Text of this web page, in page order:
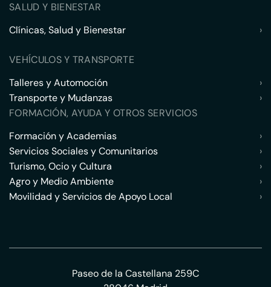
SALUD Y BIENESTAR
Clínicas, Salud y Bienestar
›
VEHÍCULOS Y TRANSPORTE
Talleres y Automoción
›
Transporte y Mudanzas
›
FORMACIÓN, AYUDA Y OTROS SERVICIOS
Formación y Academias
›
Servicios Sociales y Comunitarios
›
Turismo, Ocio y Cultura
›
Agro y Medio Ambiente
›
Movilidad y Servicios de Apoyo Local
›
Paseo de la Castellana 259C